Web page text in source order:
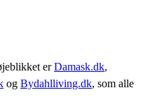
erDamask.dk,
og Bydahlliving.dk, som alle